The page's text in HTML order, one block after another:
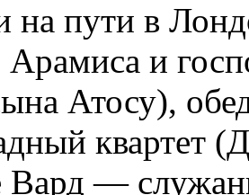
на пути в
и
Атосу),
Вард —